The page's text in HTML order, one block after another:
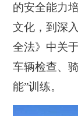
的安全能力
文化，到深
全法》中关
车辆检查、
能”训练。